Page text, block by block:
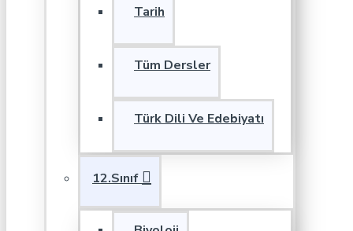
Tarih
Tüm Dersler
Türk Dili Ve Edebiyatı
12.Sınıf